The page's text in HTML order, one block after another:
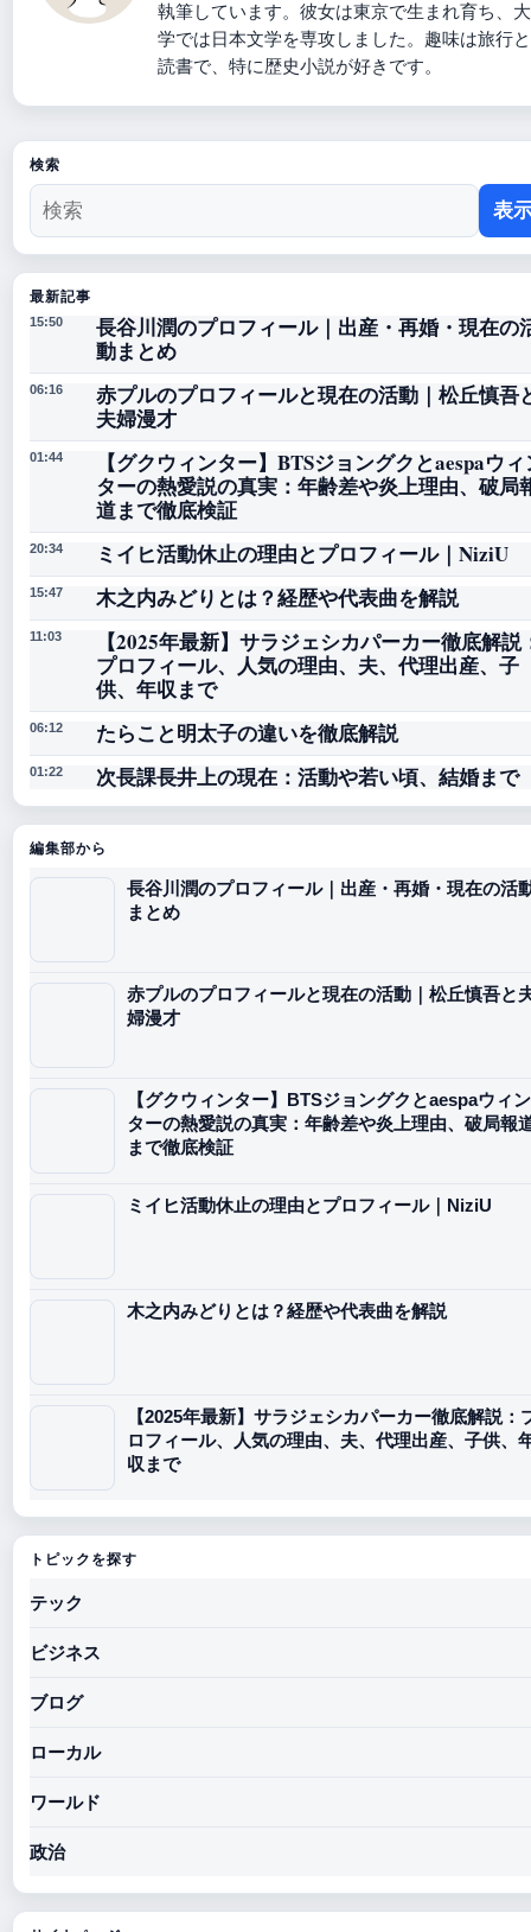
執筆しています。彼女は東京で生まれ育ち、大
学では日本文学を専攻しました。趣味は旅行と
読書で、特に歴史小説が好きです。
検索
表
最新記事
15:50
長谷川潤のプロフィール｜出産・再婚・現在の
動まとめ
06:16
赤プルのプロフィールと現在の活動｜松丘慎吾
夫婦漫才
01:44
【グクウィンター】BTSジョングクとaespaウ
ターの熱愛説の真実：年齢差や炎上理由、破局
道まで徹底検証
20:34 ミイヒ活動休止の理由とプロフィール｜NiziU
15:47 木之内みどりとは？経歴や代表曲を解説
11:03
【2025年最新】サラジェシカパーカー徹底解説
プロフィール、人気の理由、夫、代理出産、子
供、年収まで
06:12 たらこと明太子の違いを徹底解説
01:22 次長課長井上の現在：活動や若い頃、結婚まで
編集部から
長谷川潤のプロフィール｜出産・再婚・現在の活
まとめ
赤プルのプロフィールと現在の活動｜松丘慎吾と
婦漫才
【グクウィンター】BTSジョングクとaespaウィン
ターの熱愛説の真実：年齢差や炎上理由、破局報
まで徹底検証
ミイヒ活動休止の理由とプロフィール｜NiziU
木之内みどりとは？経歴や代表曲を解説
【2025年最新】サラジェシカパーカー徹底解説：
ロフィール、人気の理由、夫、代理出産、子供、
収まで
トピックを探す
テック
ビジネス
ブログ
ローカル
ワールド
政治